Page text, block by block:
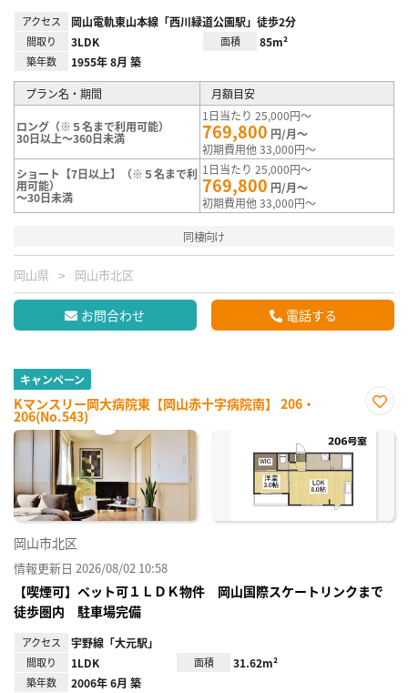
アクセス 岡山電軌東山本線「西川緑道公園駅」徒歩2分
間取り 3LDK 面積 85m²
築年数 1955年 8月 築
プラン名・期間 月額目安
ロング（※５名まで利用可能）
30日以上～360日未満
1日当たり 25,000円～
769,800 円/月～
初期費用他 33,000円～
ショート【7日以上】（※５名まで利
用可能）
～30日未満
1日当たり 25,000円～
769,800 円/月～
初期費用他 33,000円～
同棲向け
岡山県 岡山市北区
お問合わせ 電話する
キャンペーン
Kマンスリー岡大病院東【岡山赤十字病院南】 206・
206(No.543)
に入
り登
岡山市北区
情報更新日 2026/08/02 10:58
【喫煙可】ペット可１ＬＤＫ物件 岡山国際スケートリンクまで
徒歩圏内 駐車場完備
アクセス 宇野線「大元駅」
間取り 1LDK 面積 31.62m²
築年数 2006年 6月 築